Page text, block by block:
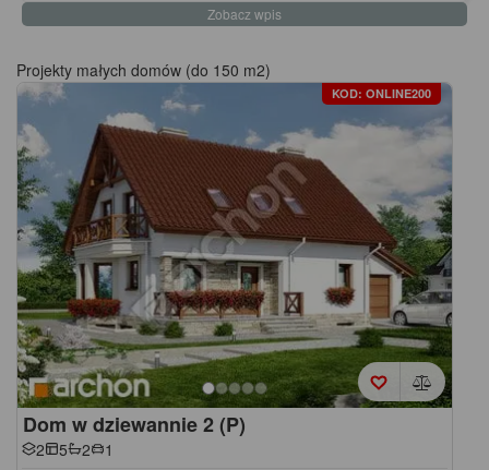
Zobacz wpis
Projekty małych domów (do 150 m2)
KOD: ONLINE200
Dom w dziewannie 2 (P)
2 5 2 1